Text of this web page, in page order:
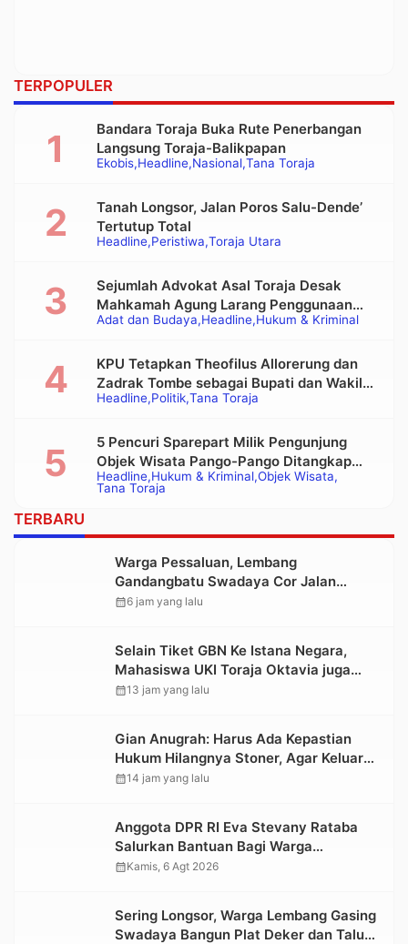
TERPOPULER
Ekobis Headline Nasional Tana Toraja
Bandara Toraja Buka Rute Penerbangan
Langsung Toraja-Balikpapan
Headline Peristiwa Toraja Utara
Tanah Longsor, Jalan Poros Salu-Dende’
Tertutup Total
Adat dan Budaya Headline Hukum & Kriminal
Sejumlah Advokat Asal Toraja Desak
Mahkamah Agung Larang Penggunaan
Alat Berat pada Eksekusi Rumah Adat
Headline Politik Tana Toraja
KPU Tetapkan Theofilus Allorerung dan
Zadrak Tombe sebagai Bupati dan Wakil
Bupati Tana Toraja Terpilih
Headline Hukum & Kriminal Objek Wisata
Tana Toraja
5 Pencuri Sparepart Milik Pengunjung
Objek Wisata Pango-Pango Ditangkap
Polisi
TERBARU
Warga Pessaluan, Lembang
Gandangbatu Swadaya Cor Jalan
Kabupaten
calendar_month6 jam yang lalu
Selain Tiket GBN Ke Istana Negara,
Mahasiswa UKI Toraja Oktavia juga
Lolos ke Pekan Seni Mahasiswa
calendar_month13 jam yang lalu
Gian Anugrah: Harus Ada Kepastian
Hukum Hilangnya Stoner, Agar Keluarga
tidak Larut dalam Trauma dan
calendar_month14 jam yang lalu
Anggota DPR RI Eva Stevany Rataba
Salurkan Bantuan Bagi Warga
Terdampak Longsor di Buntu Pepasan
calendar_monthKamis, 6 Agt 2026
Sering Longsor, Warga Lembang Gasing
Swadaya Bangun Plat Deker dan Talut